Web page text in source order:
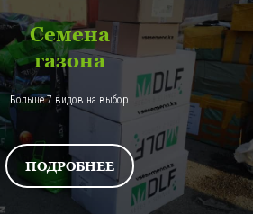
Семена
газона
Больше 7 видов на выбор
ПОДРОБНЕЕ